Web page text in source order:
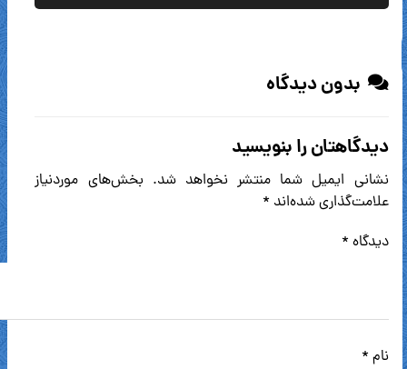
بدون دیدگاه
دیدگاهتان را بنویسید
نشانی ایمیل شما منتشر نخواهد شد. بخش‌های موردنیاز
علامت‌گذاری شده‌اند *
دیدگاه *
نام *